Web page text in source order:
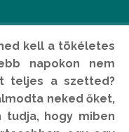
kell a tökéletes
napokon nem
teljes a szetted?
neked őket,
tudja, hogy miben